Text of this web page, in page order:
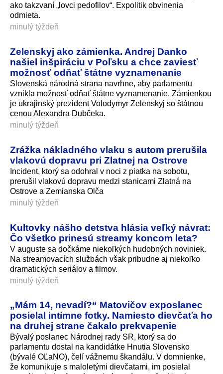
ako takzvaní „lovci pedofilov“. Expolitik obvinenia
odmieta.
minulý týždeň
Zelenskyj ako zámienka. Andrej Danko
našiel inšpiráciu v Poľsku a chce zaviesť
možnosť odňať štátne vyznamenanie
Slovenská národná strana navrhne, aby parlamentu
vznikla možnosť odňať štátne vyznamenanie. Zámienkou
je ukrajinský prezident Volodymyr Zelenskyj so štátnou
cenou Alexandra Dubčeka.
minulý týždeň
Zrážka nákladného vlaku s autom prerušila
vlakovú dopravu pri Zlatnej na Ostrove
Incident, ktorý sa odohral v noci z piatka na sobotu,
prerušil vlakovú dopravu medzi stanicami Zlatná na
Ostrove a Zemianska Olča
minulý týždeň
Kultovky nášho detstva hlásia veľký návrat:
Čo všetko prinesú streamy koncom leta?
V auguste sa dočkáme niekoľkých hudobných noviniek.
Na streamovacích službách však pribudne aj niekoľko
dramatických seriálov a filmov.
minulý týždeň
„Mám 14, nevadí?“ Matovičov exposlanec
posielal intímne fotky. Namiesto dievčaťa ho
na druhej strane čakalo prekvapenie
Bývalý poslanec Národnej rady SR, ktorý sa do
parlamentu dostal na kandidátke Hnutia Slovensko
(bývalé OĽaNO), čelí vážnemu škandálu. V domnienke,
že komunikuje s maloletými dievčatami, im posielal